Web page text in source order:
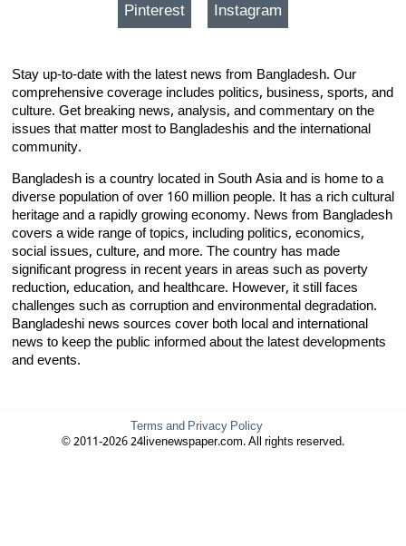
Pinterest Instagram
Stay up-to-date with the latest news from Bangladesh. Our
comprehensive coverage includes politics, business, sports, and
culture. Get breaking news, analysis, and commentary on the
issues that matter most to Bangladeshis and the international
community.
Bangladesh is a country located in South Asia and is home to a
diverse population of over 160 million people. It has a rich cultural
heritage and a rapidly growing economy. News from Bangladesh
covers a wide range of topics, including politics, economics,
social issues, culture, and more. The country has made
significant progress in recent years in areas such as poverty
reduction, education, and healthcare. However, it still faces
challenges such as corruption and environmental degradation.
Bangladeshi news sources cover both local and international
news to keep the public informed about the latest developments
and events.
Terms and Privacy Policy
© 2011-2026 24livenewspaper.com. All rights reserved.